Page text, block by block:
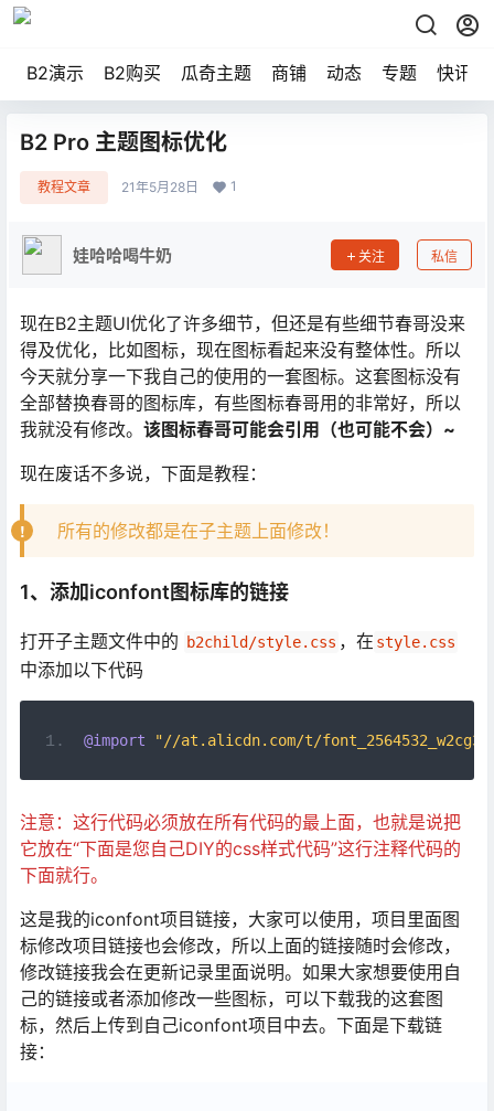
B2演示 B2购买 瓜奇主题 商铺 动态 专题 快讯
B2 Pro 主题图标优化
教程文章 21年5月28日 1
娃哈哈喝牛奶 关注 私信
现在B2主题UI优化了许多细节，但还是有些细节春哥没来
得及优化，比如图标，现在图标看起来没有整体性。所以
今天就分享一下我自己的使用的一套图标。这套图标没有
全部替换春哥的图标库，有些图标春哥用的非常好，所以
我就没有修改。 该图标春哥可能会引用（也可能不会）~
现在废话不多说，下面是教程：
所有的修改都是在子主题上面修改！
1、添加iconfont图标库的链接
打开子主题文件中的 b2child/style.css ，在 style.css
中添加以下代码
@import "//at.alicdn.com/t/
注意：这行代码必须放在所有代码的最上面，也就是说把
它放在“下面是您自己DIY的css样式代码”这行注释代码的
下面就行。
这是我的iconfont项目链接，大家可以使用，项目里面图
标修改项目链接也会修改，所以上面的链接随时会修改，
修改链接我会在更新记录里面说明。如果大家想要使用自
己的链接或者添加修改一些图标，可以下载我的这套图
标，然后上传到自己iconfont项目中去。下面是下载链
接：